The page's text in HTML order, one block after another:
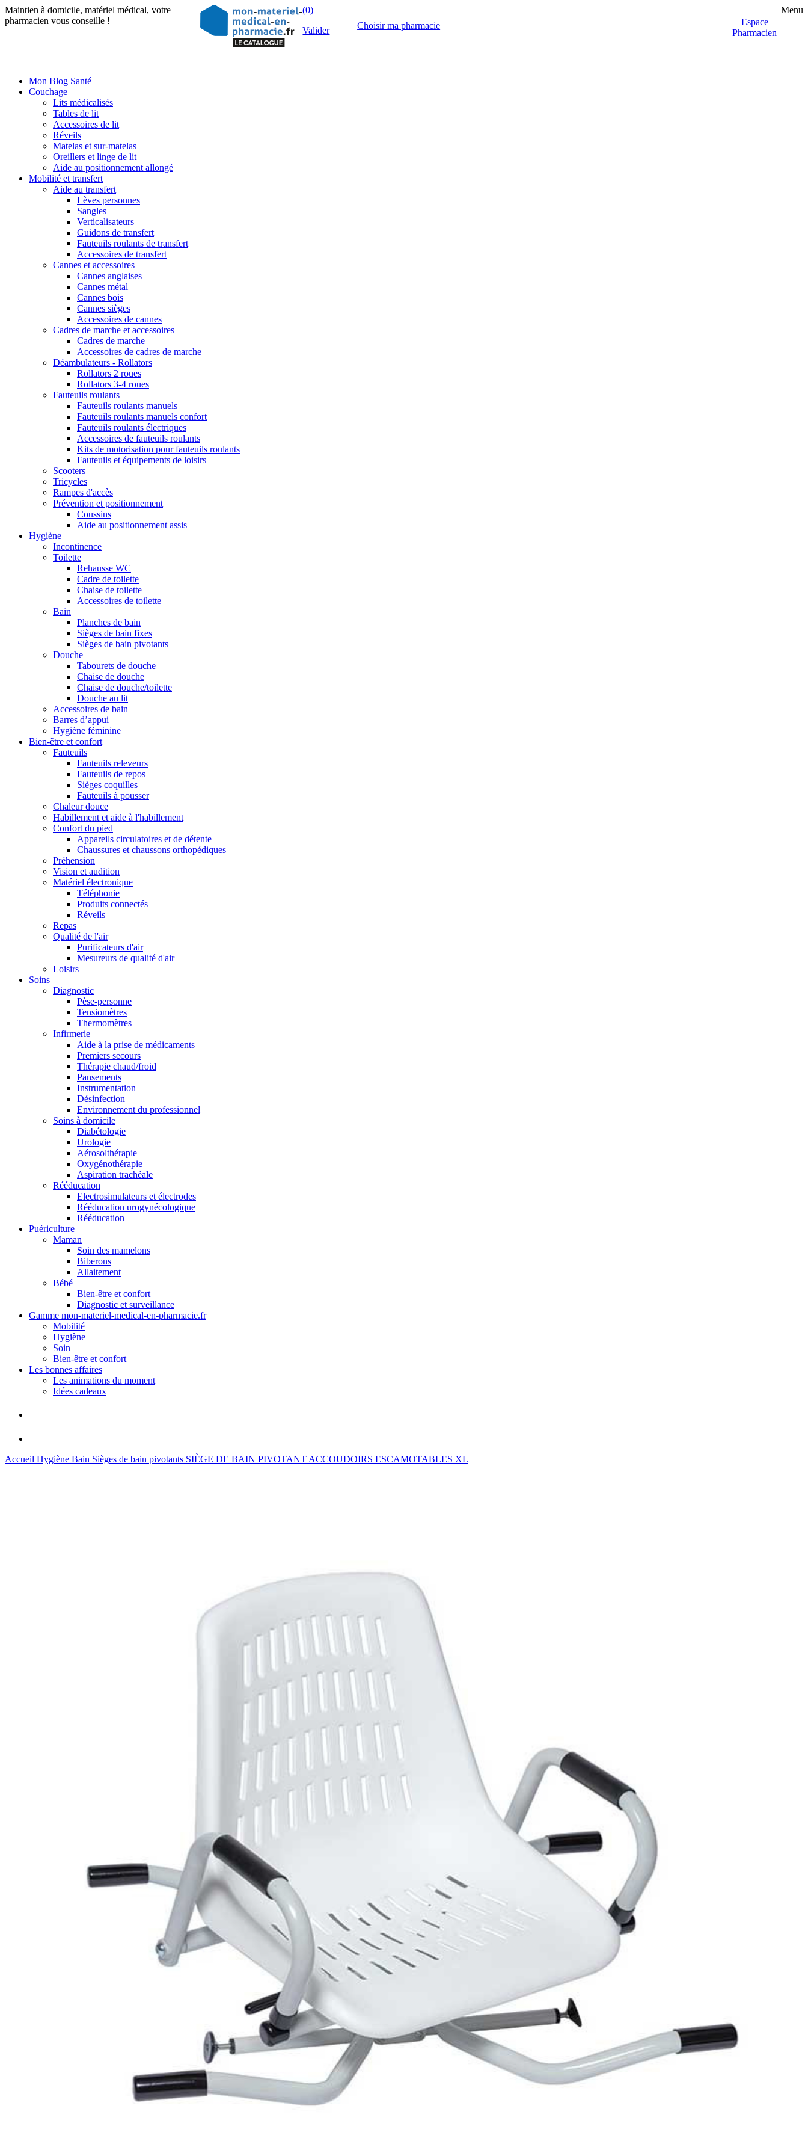
Maintien à domicile, matériel médical, votre
pharmacien vous conseille !
(0)
Valider
Choisir ma pharmacie
Espace
Pharmacien
Menu
Mon Blog Santé
Couchage
Lits médicalisés
Tables de lit
Accessoires de lit
Réveils
Matelas et sur-matelas
Oreillers et linge de lit
Aide au positionnement allongé
Mobilité et transfert
Aide au transfert
Lèves personnes
Sangles
Verticalisateurs
Guidons de transfert
Fauteuils roulants de transfert
Accessoires de transfert
Cannes et accessoires
Cannes anglaises
Cannes métal
Cannes bois
Cannes sièges
Accessoires de cannes
Cadres de marche et accessoires
Cadres de marche
Accessoires de cadres de marche
Déambulateurs - Rollators
Rollators 2 roues
Rollators 3-4 roues
Fauteuils roulants
Fauteuils roulants manuels
Fauteuils roulants manuels confort
Fauteuils roulants électriques
Accessoires de fauteuils roulants
Kits de motorisation pour fauteuils roulants
Fauteuils et équipements de loisirs
Scooters
Tricycles
Rampes d'accès
Prévention et positionnement
Coussins
Aide au positionnement assis
Hygiène
Incontinence
Toilette
Rehausse WC
Cadre de toilette
Chaise de toilette
Accessoires de toilette
Bain
Planches de bain
Sièges de bain fixes
Sièges de bain pivotants
Douche
Tabourets de douche
Chaise de douche
Chaise de douche/toilette
Douche au lit
Accessoires de bain
Barres d’appui
Hygiène féminine
Bien-être et confort
Fauteuils
Fauteuils releveurs
Fauteuils de repos
Sièges coquilles
Fauteuils à pousser
Chaleur douce
Habillement et aide à l'habillement
Confort du pied
Appareils circulatoires et de détente
Chaussures et chaussons orthopédiques
Préhension
Vision et audition
Matériel électronique
Téléphonie
Produits connectés
Réveils
Repas
Qualité de l'air
Purificateurs d'air
Mesureurs de qualité d'air
Loisirs
Soins
Diagnostic
Pèse-personne
Tensiomètres
Thermomètres
Infirmerie
Aide à la prise de médicaments
Premiers secours
Thérapie chaud/froid
Pansements
Instrumentation
Désinfection
Environnement du professionnel
Soins à domicile
Diabétologie
Urologie
Aérosolthérapie
Oxygénothérapie
Aspiration trachéale
Rééducation
Electrosimulateurs et électrodes
Rééducation urogynécologique
Rééducation
Puériculture
Maman
Soin des mamelons
Biberons
Allaitement
Bébé
Bien-être et confort
Diagnostic et surveillance
Gamme mon-materiel-medical-en-pharmacie.fr
Mobilité
Hygiène
Soin
Bien-être et confort
Les bonnes affaires
Les animations du moment
Idées cadeaux
Accueil Hygiène Bain Sièges de bain pivotants SIÈGE DE BAIN PIVOTANT ACCOUDOIRS ESCAMOTABLES XL